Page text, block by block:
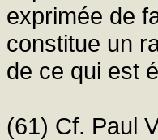
exprimée de
constitue un
de ce qui est
(61) Cf. Paul